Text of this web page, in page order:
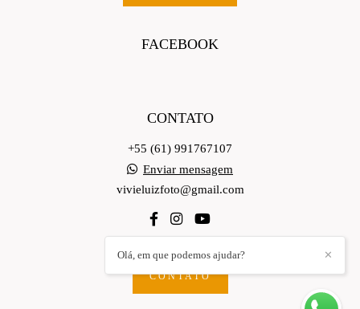
FACEBOOK
CONTATO
+55 (61) 991767107
Enviar mensagem
vivieluizfoto@gmail.com
CONTATO
✕
Olá, em que podemos ajudar?